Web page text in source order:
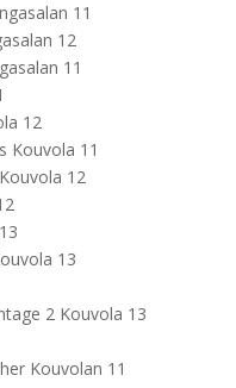
11
12
11
12
Kouvola 11
12
13
2 Kouvola 13
Kouvolan 11